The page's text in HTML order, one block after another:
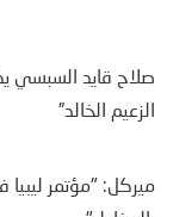
صلاح قايد السبسي
الزعيم الخالد”
ميركل: "مؤتمر